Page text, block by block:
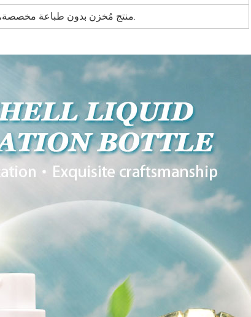
منتج مُخزن بدون طباعة مخصصة، يمكن تقديمه مجانًا خلال 3 قطع.